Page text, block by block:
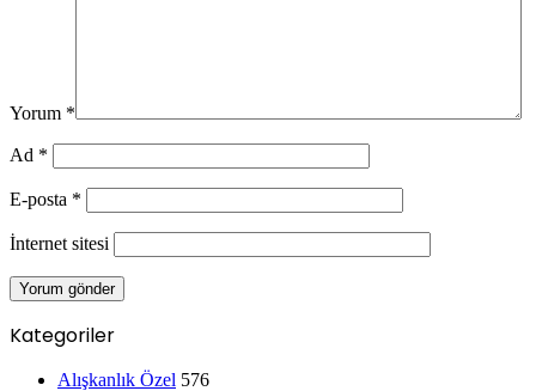
Yorum *
Ad *
E-posta *
İnternet sitesi
Kategoriler
Alışkanlık Özel 576